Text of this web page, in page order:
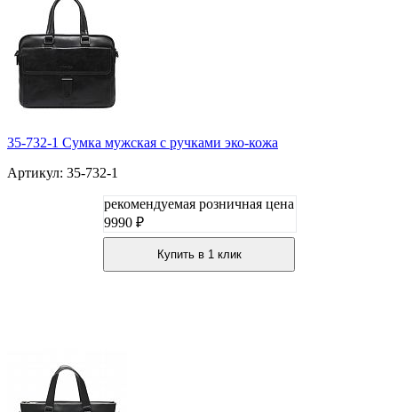
35-732-1 Сумка мужская с ручками эко-кожа
Артикул: 35-732-1
рекомендуемая розничная цена
9990 ₽
Купить в 1 клик